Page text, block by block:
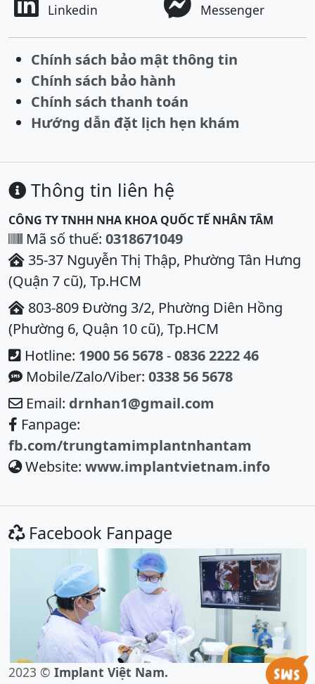
Linkedin Messenger
Chính sách bảo mật thông tin
Chính sách bảo hành
Chính sách thanh toán
Hướng dẫn đặt lịch hẹn khám
Thông tin liên hệ
CÔNG TY TNHH NHA KHOA QUỐC TẾ NHÂN TÂM
Mã số thuế: 0318671049
35-37 Nguyễn Thị Thập, Phường Tân Hưng
(Quận 7 cũ), Tp.HCM
803-809 Đường 3/2, Phường Diên Hồng
(Phường 6, Quận 10 cũ), Tp.HCM
Hotline: 1900 56 5678-0836 2222 46
Mobile/Zalo/Viber: 0338 56 5678
Email: drnhan1@gmail.com
Fanpage:
fb.com/trungtamimplantnhantam
Website: www.implantvietnam.info
Facebook Fanpage
2023 © Implant Việt Nam.